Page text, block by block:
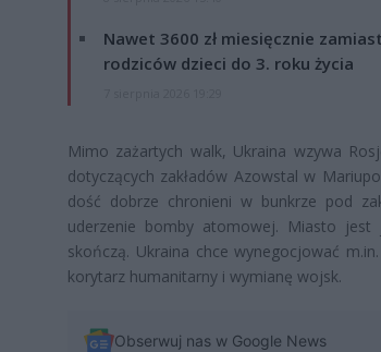
Nawet 3600 zł miesięcznie
rodziców dzieci do 3. roku życia
Mimo zażartych walk, Ukraina wzywa
dotyczących zakładów Azowstal w
dość dobrze chronieni w bunkrze pod
uderzenie bomby atomowej. Miasto jest
skończą. Ukraina chce wynegocjować
korytarz humanitarny i wymianę wojsk.
Obserwuj nas w Google News